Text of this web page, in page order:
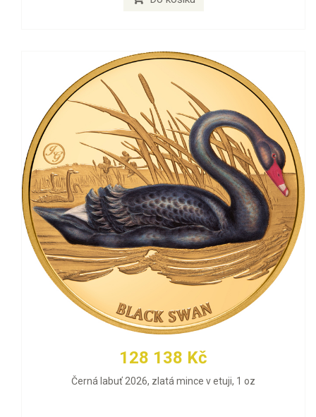
128 138 Kč
Černá labuť 2026, zlatá mince v etuji, 1 oz